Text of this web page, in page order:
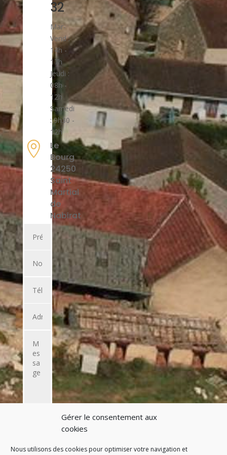
Gérer le consentement aux
cookies
Nous utilisons des cookies pour optimiser votre navigation et
32
Mar-
Vend :
14h -
17h
Jeudi :
08h -
12h
Samedi
: 9h30 -
12h

Le
Bourg
24250
Saint
Martial
de
Nabirat